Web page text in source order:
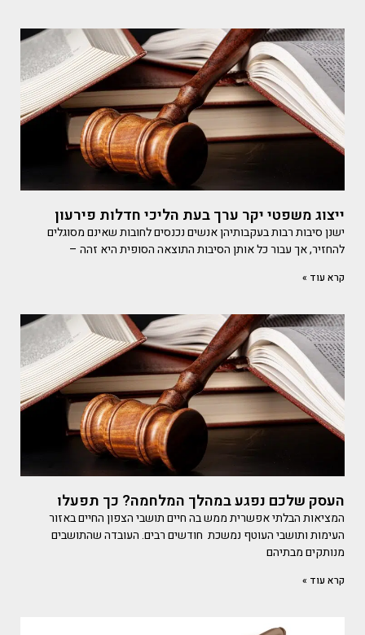
ייצוג משפטי יקר ערך בעת הליכי חדלות פירעון
ישנן סיבות רבות בעקבותיהן אנשים נכנסים לחובות שאינם מסוגלים
להחזיר, אך עבור כל אותן הסיבות התוצאה הסופית היא זהה –
קרא עוד »
העסק שלכם נפגע במהלך המלחמה? כך תפעלו
המציאות הבלתי אפשרית ממש בה חיים תושבי הצפון החיים באזור
העימות ותושבי העוטף נמשכת חודשים רבים. העובדה שהתושבים
מנותקים מבתיהם
קרא עוד »